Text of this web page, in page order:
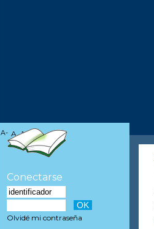
A- A A+
Conectarse
Olvidé mi contraseña